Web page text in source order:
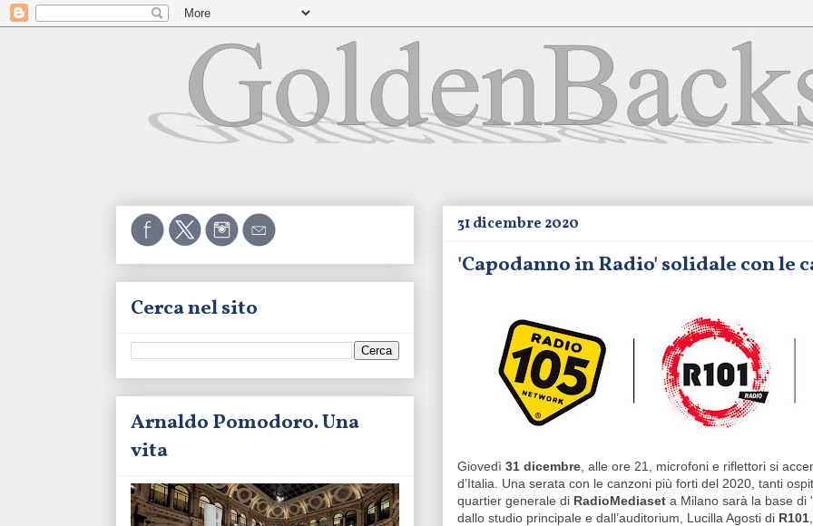
31 dicembre 2020
'Capodanno in Radio' solidale con le
Giovedì 31 dicembre , alle ore 21, microfoni e riflettori si
d’Italia. Una serata con le canzoni più forti del 2020, tanti
quartier generale di RadioMediaset a Milano sarà la base di
dallo studio principale e dall’auditorium, Lucilla Agosti di R101
Cerca nel sito
Arnaldo Pomodoro. Una
vita